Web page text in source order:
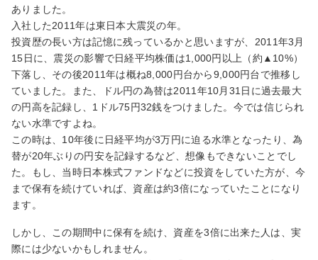
ありました。
入社した2011年は東日本大震災の年。
投資歴の長い方は記憶に残っているかと思いますが、2011年3月
15日に、震災の影響で日経平均株価は1,000円以上（約▲10%）
下落し、その後2011年は概ね8,000円台から9,000円台で推移し
ていました。また、ドル円の為替は2011年10月31日に過去最大
の円高を記録し、1ドル75円32銭をつけました。今では信じられ
ない水準ですよね。
この時は、10年後に日経平均が3万円に迫る水準となったり、為
替が20年ぶりの円安を記録するなど、想像もできないことでし
た。もし、当時日本株式ファンドなどに投資をしていた方が、今
まで保有を続けていれば、資産は約3倍になっていたことになり
ます。
しかし、この期間中に保有を続け、資産を3倍に出来た人は、実
際には少ないかもしれません。